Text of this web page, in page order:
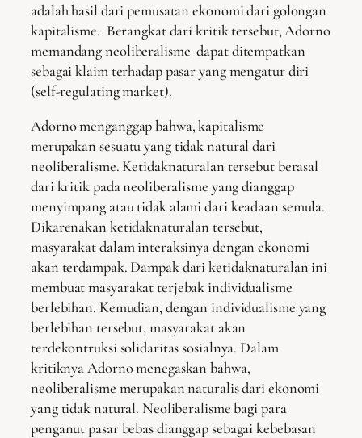
adalah hasil dari pemusatan ekonomi dari golongan
kapitalisme. Berangkat dari kritik tersebut, Adorno
memandang neoliberalisme dapat ditempatkan
sebagai klaim terhadap pasar yang mengatur diri
(self-regulating market).
Adorno menganggap bahwa, kapitalisme
merupakan sesuatu yang tidak natural dari
neoliberalisme. Ketidaknaturalan tersebut berasal
dari kritik pada neoliberalisme yang dianggap
menyimpang atau tidak alami dari keadaan semula.
Dikarenakan ketidaknaturalan tersebut,
masyarakat dalam interaksinya dengan ekonomi
akan terdampak. Dampak dari ketidaknaturalan ini
membuat masyarakat terjebak individualisme
berlebihan. Kemudian, dengan individualisme yang
berlebihan tersebut, masyarakat akan
terdekontruksi solidaritas sosialnya. Dalam
kritiknya Adorno menegaskan bahwa,
neoliberalisme merupakan naturalis dari ekonomi
yang tidak natural. Neoliberalisme bagi para
penganut pasar bebas dianggap sebagai kebebasan